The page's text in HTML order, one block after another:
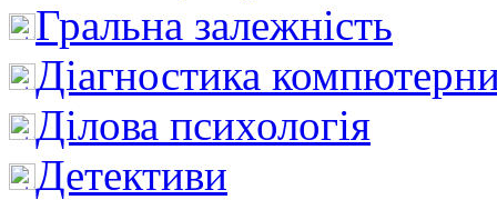
Гральна залежність
Діагностика
Ділова психологія
Детективи